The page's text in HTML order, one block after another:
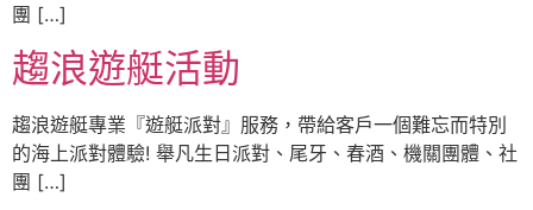
團 […]
趨浪遊艇活動
趨浪遊艇專業『遊艇派對』服務，帶給客戶一個難忘而特別
的海上派對體驗! 舉凡生日派對、尾牙、春酒、機關團體、社
團 […]